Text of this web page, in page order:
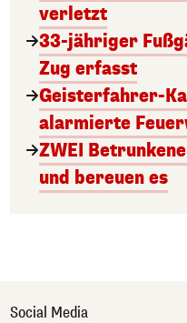
verletzt
33-jähriger
Zug erfasst
Geisterfahrer-
alarmierte
ZWEI
und bereuen es
Social Media